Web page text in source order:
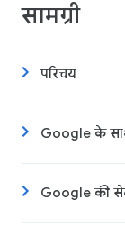
सामग्री
परिचय
Google के
Google की